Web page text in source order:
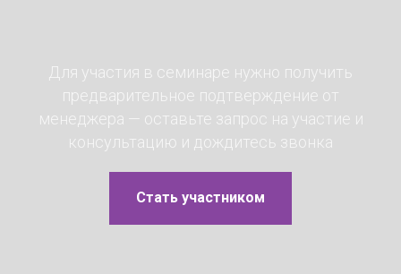
Для участия в семинаре нужно получить
предварительное подтверждение от
менеджера — оставьте запрос на участие и
консультацию и дождитесь звонка
Стать участником